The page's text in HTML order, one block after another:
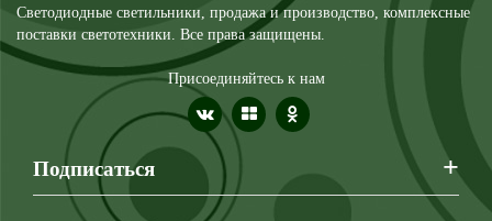
Светодиодные светильники, продажа и производство, комплексные
поставки светотехники. Все права защищены.
Присоединяйтесь к нам
Подписаться +